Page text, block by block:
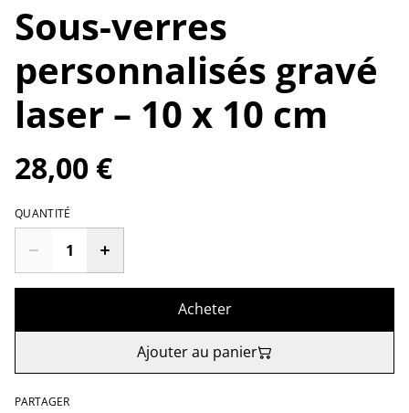
Sous-verres
personnalisés gravé
laser – 10 x 10 cm
28,00 €
QUANTITÉ
Acheter
Ajouter au panier
PARTAGER